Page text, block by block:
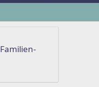
Familien-